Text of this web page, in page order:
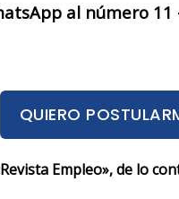
al número
QUIERO
Empleo», de lo